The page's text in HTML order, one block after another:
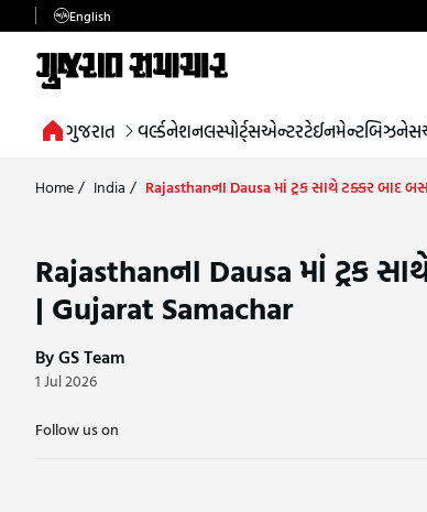
English
ગુજરાત વર્લ્ડનેશનલસ્પોર્ટ્સએન્ટરટેઈનમેન્ટબિઝનેસ
Home/ India / Rajasthanના Dausa માં ટ્રક સાથે ટક્કર બાદ
Rajasthanના Dausa માં ટ્રક
| Gujarat Samachar
By GS Team
1 Jul 2026
Follow us on